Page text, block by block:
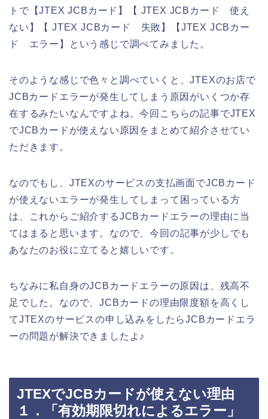
トで【JTEX JCBカード】【 JTEX JCBカード 使え
ない】【 JTEX JCBカード 失敗】【JTEX JCBカー
ド エラー】という感じで調べてみました。
そのような感じで色々と調べていくと、JTEXのお店で
JCBカードエラーが発生してしまう原因がいくつか存
在するみたいなんですよね。今回こちらの記事でJTEX
でJCBカードが使えない原因をまとめて紹介させてい
ただきます。
なのでもし、JTEXのサービスの支払画面でJCBカード
が使えないエラーが発生してしまって困っている方
は、これからご紹介するJCBカードエラーの理由に当
てはまると思います。なので、今回の記事が少しでも
あなたのお役に立てると嬉しいです。
ちなみに私自身のJCBカードエラーの原因は、残高不
足でした。なので、JCBカードの理由限度額を高くし
てJTEXのサービスの申し込みをしたらJCBカードエラ
ーの問題が解決できましたよ♪
JTEXでJCBカードが使えない理由
１．「有効期限切れによるエラー」